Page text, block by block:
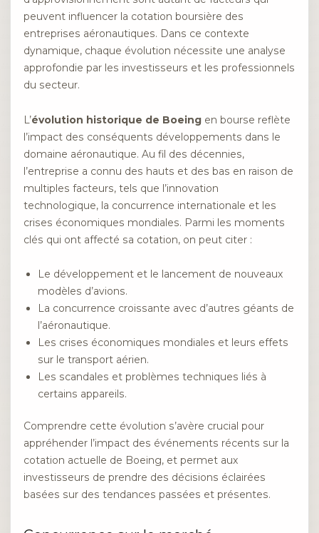
peuvent influencer la cotation boursière des
entreprises aéronautiques. Dans ce contexte
dynamique, chaque évolution nécessite une analyse
approfondie par les investisseurs et les professionnels
du secteur.
L’évolution historique de Boeing en bourse reflète
l’impact des conséquents développements dans le
domaine aéronautique. Au fil des décennies,
l’entreprise a connu des hauts et des bas en raison de
multiples facteurs, tels que l’innovation
technologique, la concurrence internationale et les
crises économiques mondiales. Parmi les moments
clés qui ont affecté sa cotation, on peut citer :
Le développement et le lancement de nouveaux
modèles d’avions.
La concurrence croissante avec d’autres géants de
l’aéronautique.
Les crises économiques mondiales et leurs effets
sur le transport aérien.
Les scandales et problèmes techniques liés à
certains appareils.
Comprendre cette évolution s’avère crucial pour
appréhender l’impact des événements récents sur la
cotation actuelle de Boeing, et permet aux
investisseurs de prendre des décisions éclairées
basées sur des tendances passées et présentes.